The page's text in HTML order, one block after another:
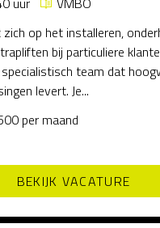
op het installeren,
bij particuliere
team dat
levert. Je...
per maand
BEKIJK VACATURE